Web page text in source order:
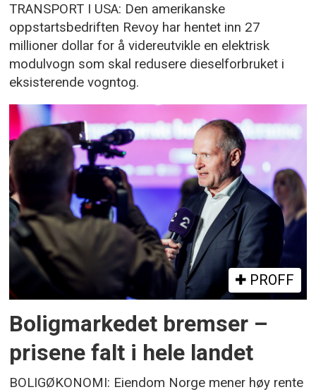
TRANSPORT I USA: Den amerikanske
oppstartsbedriften Revoy har hentet inn 27
millioner dollar for å videreutvikle en elektrisk
modulvogn som skal redusere dieselforbruket i
eksisterende vogntog.
PROFF
Boligmarkedet bremser –
prisene falt i hele landet
BOLIGØKONOMI: Eiendom Norge mener høy rente